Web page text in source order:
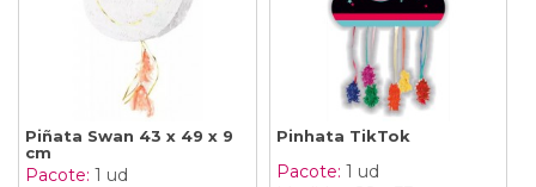
Piñata Swan 43 x 49 x 9
cm
Pacote: 1 ud
Pinhata TikTok
Pacote: 1 ud